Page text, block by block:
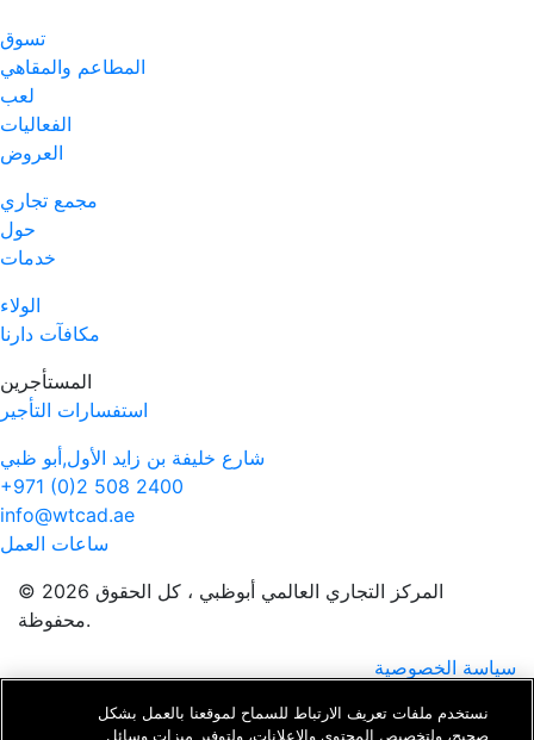
تسوق
المطاعم والمقاهي
لعب
الفعاليات
العروض
مجمع تجاري
حول
خدمات
الولاء
مكافآت دارنا
المستأجرين
استفسارات التأجير
شارع خليفة بن زايد الأول,أبو ظبي
+971 (0)2 508 2400
info@wtcad.ae
ساعات العمل
© 2026 المركز التجاري العالمي أبوظبي ، كل الحقوق
محفوظة.
سياسة الخصوصية
نستخدم ملفات تعريف الارتباط للسماح لموقعنا بالعمل بشكل
صحيح، ولتخصيص المحتوى والإعلانات، ولتوفير ميزات وسائل